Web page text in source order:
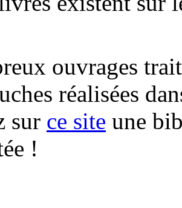
ouvrages
réalisées
sur ce site une
!